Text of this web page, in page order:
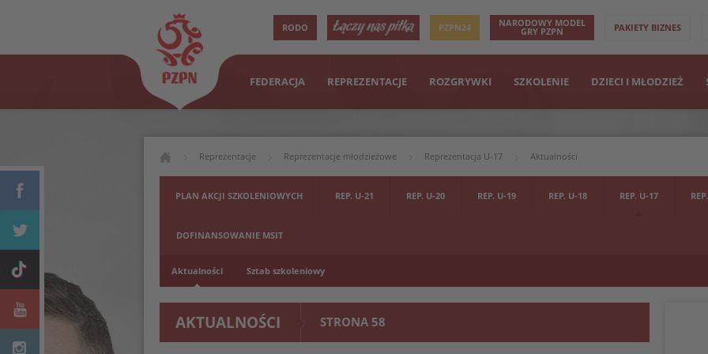
RODO PZPN24 NARODOWY MODEL
GRY PZPN PAKIETY BIZNES
FEDERACJA REPREZENTACJE ROZGRYWKI SZKOLENIE DZIECI I MŁODZIEŻ
Reprezentacje Reprezentacje młodzieżowe Reprezentacja U-17 Aktualności
PLAN AKCJI SZKOLENIOWYCH REP. U-21 REP. U-20 REP. U-19 REP. U-18 REP. U-17
DOFINANSOWANIE MSIT
Aktualności Sztab szkoleniowy
AKTUALNOŚCI STRONA 58